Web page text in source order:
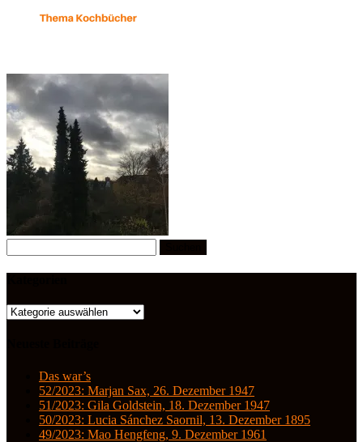
nach:
Kategorien
Das war’s
52/2023: Marjan Sax, 26. Dezember 1947
51/2023: Gila Goldstein, 18. Dezember 1947
50/2023: Lucia Sánchez Saornil, 13. Dezember 1895
49/2023: Mao Hengfeng, 9. Dezember 1961